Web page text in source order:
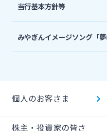
当行基本方針等
みやぎんイメージソング「夢
個人のお客さま
株主・投資家の皆さ